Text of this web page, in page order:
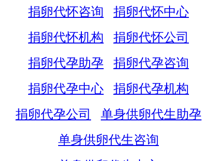
捐卵代怀咨询
捐卵代怀中心
捐卵代怀机构
捐卵代怀公司
捐卵代孕助孕
捐卵代孕咨询
捐卵代孕中心
捐卵代孕机构
捐卵代孕公司
单身供卵代生助孕
单身供卵代生咨询